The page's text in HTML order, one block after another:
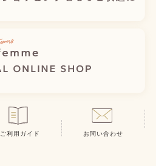
ご利用ガイド お問い合わせ